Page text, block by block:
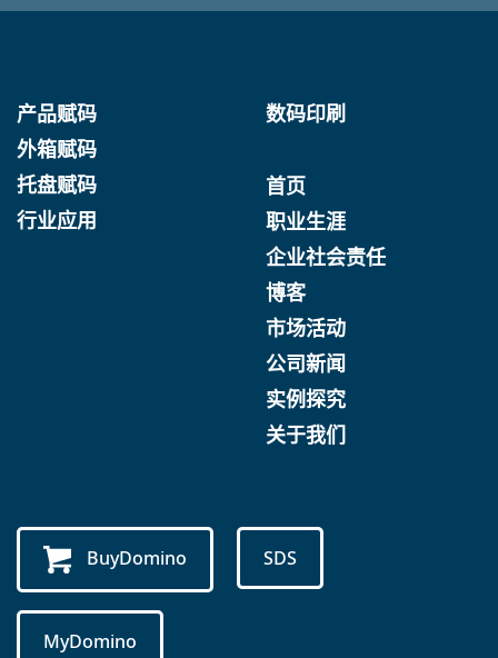
产品赋码
外箱赋码
托盘赋码
行业应用
数码印刷
首页
职业生涯
企业社会责任
博客
市场活动
公司新闻
实例探究
关于我们
BuyDomino SDS
MyDomino